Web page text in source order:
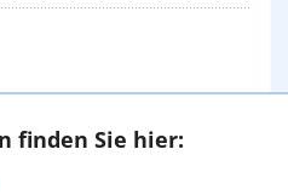
finden Sie hier: